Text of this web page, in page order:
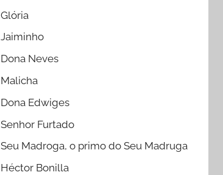
Glória
Jaiminho
Dona Neves
Malicha
Dona Edwiges
Senhor Furtado
Seu Madroga, o primo do Seu Madruga
Héctor Bonilla